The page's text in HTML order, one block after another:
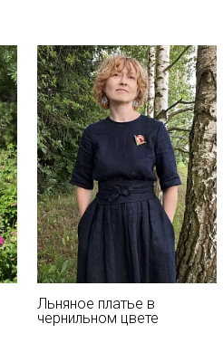
Льняное платье в
чернильном цвете